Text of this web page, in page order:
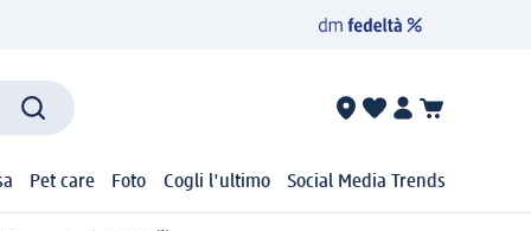
Pet care Foto Cogli l'ultimo Social Media Trends